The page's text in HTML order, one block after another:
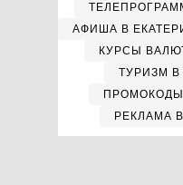
АФИША В
КУРСЫ
ТУРИЗМ В
ПРОМОКОДЫ
РЕКЛАМА